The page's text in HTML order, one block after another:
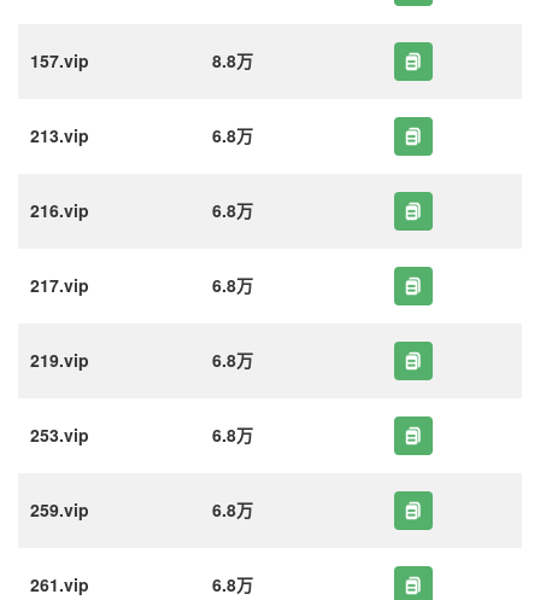
157.vip 8.8万
213.vip 6.8万
216.vip 6.8万
217.vip 6.8万
219.vip 6.8万
253.vip 6.8万
259.vip 6.8万
261.vip 6.8万